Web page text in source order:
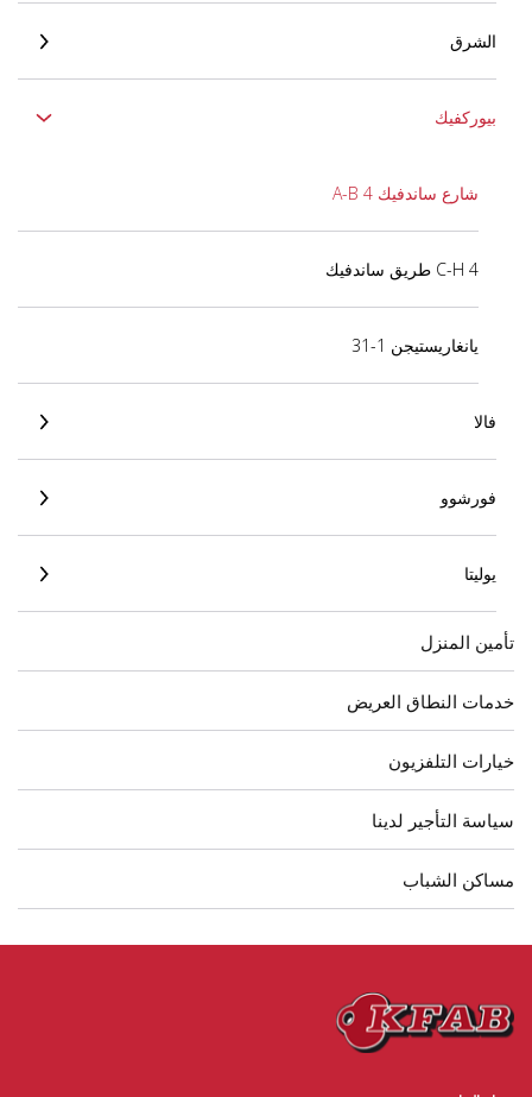
الشرق
بيوركفيك
شارع ساندفيك 4 A-B
4 C-H طريق ساندفيك
يانغاريستيجن 1-31
فالا
فورشوو
يوليتا
تأمين المنزل
خدمات النطاق العريض
خيارات التلفزيون
سياسة التأجير لدينا
مساكن الشباب